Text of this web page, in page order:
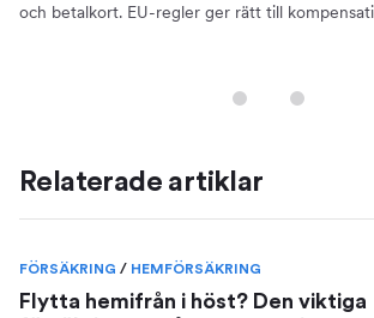
och betalkort. EU-regler ger rätt till
Relaterade artiklar
FÖRSÄKRING / HEMFÖRSÄKRING
Flytta hemifrån i höst? Den viktiga